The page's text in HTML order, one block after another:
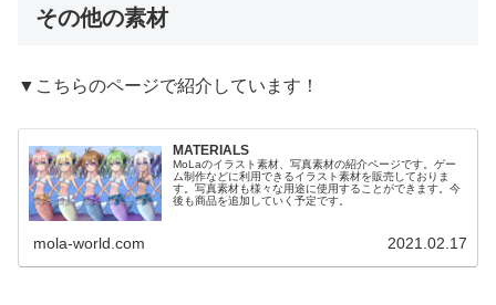
その他の素材
▼こちらのページで紹介しています！
MATERIALS
MoLaのイラスト素材、写真素材の紹介ページです。ゲー
ム制作などに利用できるイラスト素材を販売しておりま
す。写真素材も様々な用途に使用することができます。今
後も商品を追加していく予定です。
mola-world.com 2021.02.17